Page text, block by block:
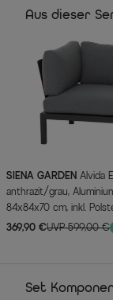
Aus dieser
SIENA GARDEN
anthrazit/grau,
84x84x70 cm, inkl.
369,90 €UVP 599,00 €
Set